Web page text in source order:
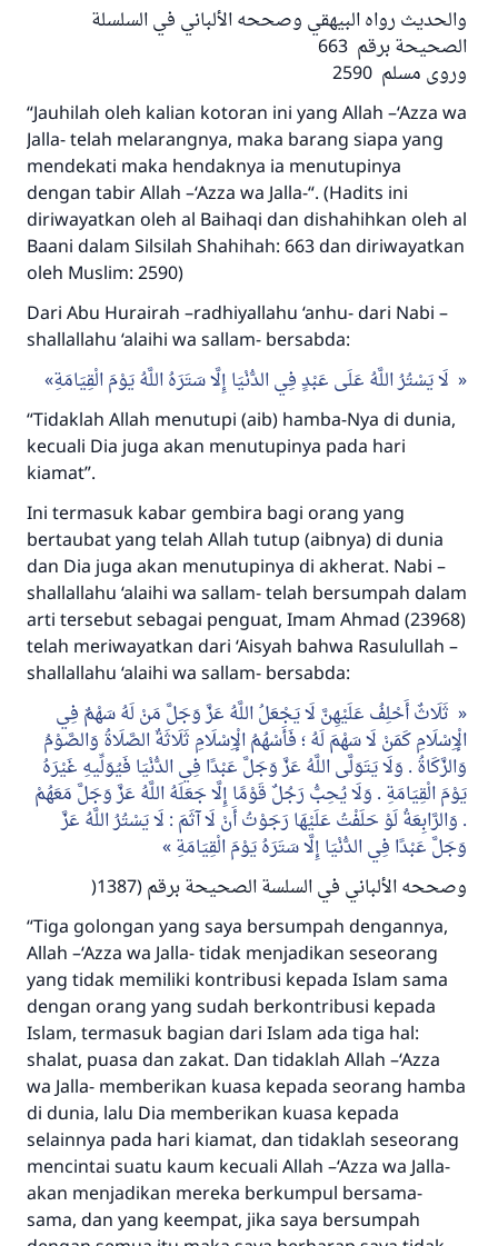
والحديث رواه البيهقي وصححه الألباني في السلسلة
الصحيحة برقم 663
وروى مسلم 2590
“Jauhilah oleh kalian kotoran ini yang Allah –‘Azza wa
Jalla- telah melarangnya, maka barang siapa yang
mendekati maka hendaknya ia menutupinya
dengan tabir Allah –‘Azza wa Jalla-“. (Hadits ini
diriwayatkan oleh al Baihaqi dan dishahihkan oleh al
Baani dalam Silsilah Shahihah: 663 dan diriwayatkan
oleh Muslim: 2590)
Dari Abu Hurairah –radhiyallahu ‘anhu- dari Nabi –
shallallahu ‘alaihi wa sallam- bersabda:
لَا يَسْتُرُ اللَّهُ عَلَى عَبْدٍ فِي الدُّنْيَا إِلَّا سَتَرَهُ اللَّهُ يَوْمَ الْقِيَامَةِ
“Tidaklah Allah menutupi (aib) hamba-Nya di dunia,
kecuali Dia juga akan menutupinya pada hari
kiamat”.
Ini termasuk kabar gembira bagi orang yang
bertaubat yang telah Allah tutup (aibnya) di dunia
dan Dia juga akan menutupinya di akherat. Nabi –
shallallahu ‘alaihi wa sallam- telah bersumpah dalam
arti tersebut sebagai penguat, Imam Ahmad (23968)
telah meriwayatkan dari ‘Aisyah bahwa Rasulullah –
shallallahu ‘alaihi wa sallam- bersabda:
ثَلَاثٌ أَحْلِفُ عَلَيْهِنَّ لَا يَجْعَلُ اللَّهُ عَزَّ وَجَلَّ مَنْ لَهُ سَهْمٌ فِي
الْإِسْلَامِ كَمَنْ لَا سَهْمَ لَهُ ؛ فَأَسْهُمُ الْإِسْلَامِ ثَلَاثَةٌ الصَّلَاةُ وَالصَّوْمُ
وَالزَّكَاةُ . وَلَا يَتَوَلَّى اللَّهُ عَزَّ وَجَلَّ عَبْدًا فِي الدُّنْيَا فَيُوَلِّيهِ غَيْرَهُ
يَوْمَ الْقِيَامَةِ . وَلَا يُحِبُّ رَجُلٌ قَوْمًا إِلَّا جَعَلَهُ اللَّهُ عَزَّ وَجَلَّ مَعَهُمْ
. وَالرَّابِعَةُ لَوْ حَلَفْتُ عَلَيْهَا رَجَوْتُ أَنْ لَا آثَمَ : لَا يَسْتُرُ اللَّهُ عَزَّ
وَجَلَّ عَبْدًا فِي الدُّنْيَا إِلَّا سَتَرَهُ يَوْمَ الْقِيَامَةِ
وصححه الألباني في السلسة الصحيحة برقم (1387(
“Tiga golongan yang saya bersumpah dengannya,
Allah –‘Azza wa Jalla- tidak menjadikan seseorang
yang tidak memiliki kontribusi kepada Islam sama
dengan orang yang sudah berkontribusi kepada
Islam, termasuk bagian dari Islam ada tiga hal:
shalat, puasa dan zakat. Dan tidaklah Allah –‘Azza
wa Jalla- memberikan kuasa kepada seorang hamba
di dunia, lalu Dia memberikan kuasa kepada
selainnya pada hari kiamat, dan tidaklah seseorang
mencintai suatu kaum kecuali Allah –‘Azza wa Jalla-
akan menjadikan mereka berkumpul bersama-
sama, dan yang keempat, jika saya bersumpah
Jawaban no. 110845